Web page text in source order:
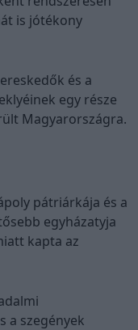
is jótékony
és a
egy része
Magyarországra.
pátriárkája és a
egyházatyja
kapta az
a szegények